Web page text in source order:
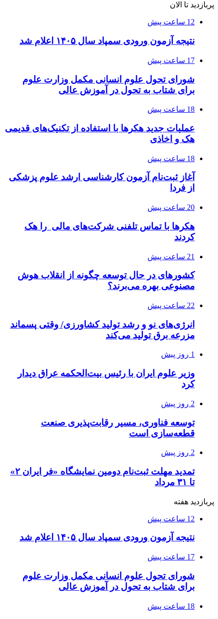
پربازدید تا الان
12 ساعت پیش
نتیجه آزمون ورودی سمپاد سال ۱۴۰۵ اعلام شد
17 ساعت پیش
شورای تحول علوم انسانی مکمل وزارت علوم
برای شتاب به تحول در آموزش عالی
18 ساعت پیش
عملیات جدید هکرها با استفاده از تکنیک‌های قدیمی
هک و اخاذی
18 ساعت پیش
آغاز ثبت‌نام‌ آزمون کارشناسی ارشد علوم پزشکی
از فردا
20 ساعت پیش
هکرها با تماس تلفنی شرکت‌های مالی را هک
کردند
21 ساعت پیش
کشورهای در حال توسعه چگونه از انقلاب هوش
مصنوعی بهره می‌برند؟
22 ساعت پیش
انرژی‌های نو و رشد تولید کشاورزی/ وقتی پسماند
مزرعه‌ برق تولید می‌کند
1 روز پیش
وزیر علوم ایران با رئیس بیت‌الحکمه عراق دیدار
کرد
2 روز پیش
توسعه فناوری، مسیر رقابت‌پذیری صنعت
قطعه‌سازی است
2 روز پیش
تمدید مهلت ثبت‌نام دومین نمایشگاه «فر ایران ۲»
تا ۳۱ مرداد
پربازدید هفته
12 ساعت پیش
نتیجه آزمون ورودی سمپاد سال ۱۴۰۵ اعلام شد
17 ساعت پیش
شورای تحول علوم انسانی مکمل وزارت علوم
برای شتاب به تحول در آموزش عالی
18 ساعت پیش